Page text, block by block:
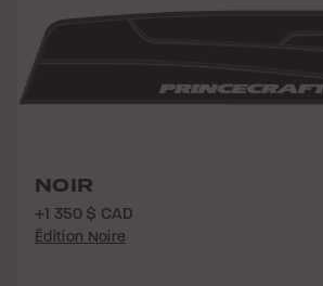
NOIR
+1 350 $ CAD
Édition Noire